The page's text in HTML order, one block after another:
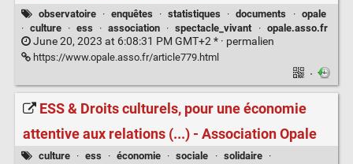
observatoire · enquêtes · statistiques · documents · opale
· culture · ess · association · spectacle_vivant · opale.asso.fr
June 20, 2023 at 6:08:31 PM GMT+2 * · permalien
https://www.opale.asso.fr/article779.html
·
ESS & Droits culturels, pour une économie
attentive aux relations (...) - Association Opale
culture · ess · économie · sociale · solidaire ·